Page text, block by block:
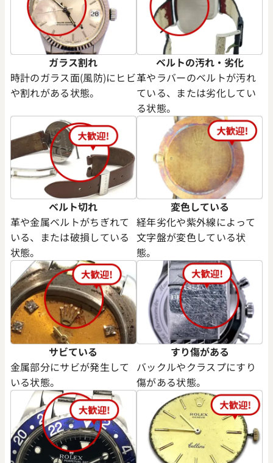
イデイト 40 228235 スレー
字盤
格
点の参考買取価格です
ロレックス デイデイト 40
ョコレート文字盤
参考買取価格
7,170,000円
※2025年6月時点の参考買取
イデイト 228345RBR シル
格
日時点の参考買取価格です
ロレックス デイデイト 40
ンオンブレ文字盤
参考買取価格
10,210,000円
※2026年5月時点の参考買取
ガラス割れ
時計のガラス面(風防)にヒビ
や割れがある状態。
ベルトの汚れ・劣化
革やラバーのベルトが汚れ
ている、または劣化してい
る状態。
ベルト切れ
革や金属ベルトがちぎれて
いる、または破損している
状態。
変色している
経年劣化や紫外線によって
文字盤が変色している状
態。
サビている
金属部分にサビが発生して
いる状態。
すり傷がある
バックルやクラスプにすり
傷がある状態。